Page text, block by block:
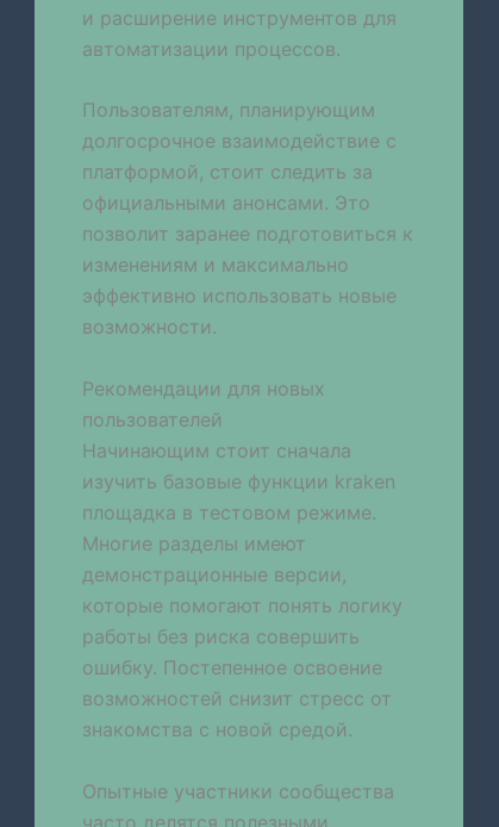
и расширение инструментов для
автоматизации процессов.
Пользователям, планирующим
долгосрочное взаимодействие с
платформой, стоит следить за
официальными анонсами. Это
позволит заранее подготовиться к
изменениям и максимально
эффективно использовать новые
возможности.
Рекомендации для новых
пользователей
Начинающим стоит сначала
изучить базовые функции kraken
площадка в тестовом режиме.
Многие разделы имеют
демонстрационные версии,
которые помогают понять логику
работы без риска совершить
ошибку. Постепенное освоение
возможностей снизит стресс от
знакомства с новой средой.
Опытные участники сообщества
часто делятся полезными